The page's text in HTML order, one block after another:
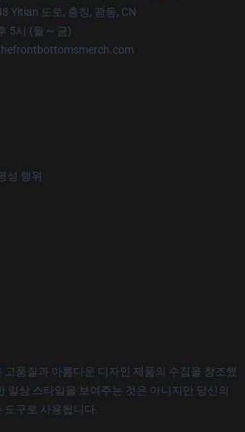
Yitian 도로, 충칭, 광동, CN
5시 (월 ~ 금)
성 행위
고품질과 아름다운 디자인 제품의 수집을 창조했
일상 스타일을 보여주는 것은 아니지만 당신의
도구로 사용됩니다.